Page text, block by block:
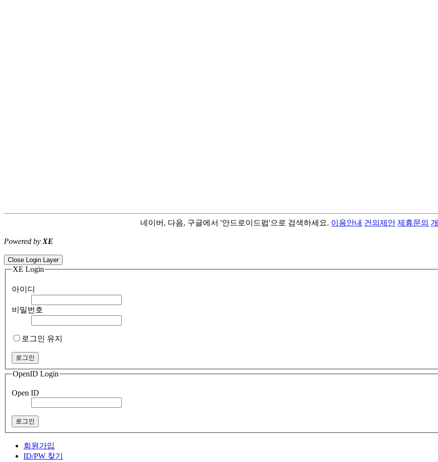
네이버, 다음, 구글에서 '안드로이드펍'으로 검색하세요. 이용안내 건의제안 제휴문의
Powered by XE
Close Login Layer
XE Login
아이디
비밀번호
로그인 유지
OpenID Login
Open ID
회원가입
ID/PW 찾기